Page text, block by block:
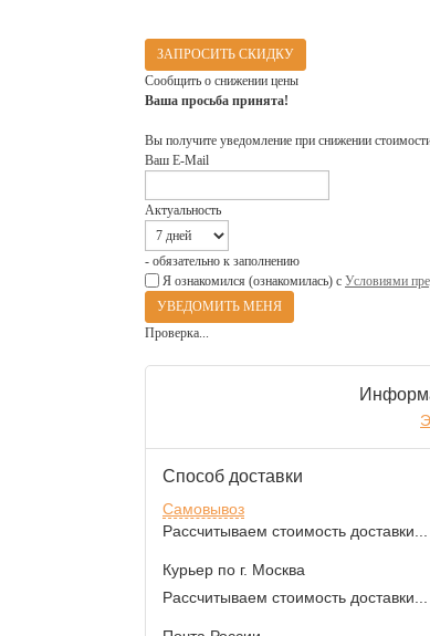
ЗАПРОСИТЬ СКИДКУ
Сообщить о снижении цены
Ваша просьба принята!
Вы получите уведомление при снижении
Ваш E-Mail
Актуальность
- обязательно к заполнению
Я ознакомился (ознакомилась) с Условиями
Проверка...
Способ доставки
Самовывоз
Рассчитываем стоимость доставки...
Курьер по г. Москва
Рассчитываем стоимость доставки...